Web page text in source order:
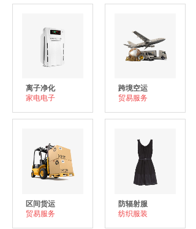
离子净化
家电电子
跨境空运
贸易服务
区间货运
贸易服务
防辐射服
纺织服装